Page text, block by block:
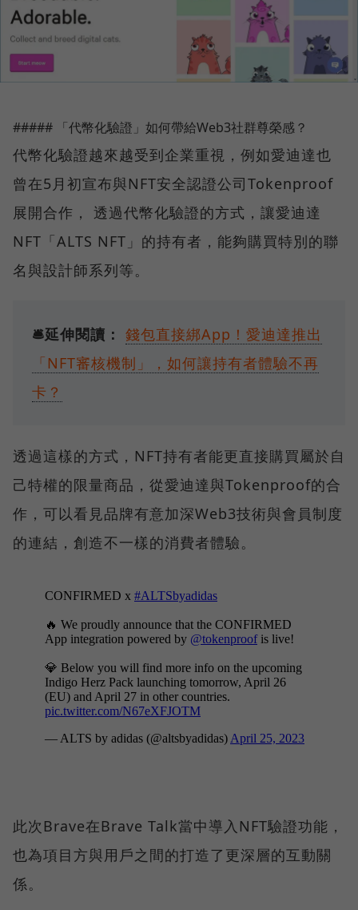
##### 「代幣化驗證」如何帶給Web3社群尊榮感？
代幣化驗證越來越受到企業重視，例如愛迪達也
曾在5月初宣布與NFT安全認證公司Tokenproof
展開合作， 透過代幣化驗證的方式，讓愛迪達
NFT「ALTS NFT」的持有者，能夠購買特別的聯
名與設計師系列等。
🛎️延伸閱讀： 錢包直接綁App！愛迪達推出
「NFT審核機制」，如何讓持有者體驗不再
卡？
透過這樣的方式，NFT持有者能更直接購買屬於自
己特權的限量商品，從愛迪達與Tokenproof的合
作，可以看見品牌有意加深Web3技術與會員制度
的連結，創造不一樣的消費者體驗。
此次Brave在Brave Talk當中導入NFT驗證功能，
也為項目方與用戶之間的打造了更深層的互動關
係。